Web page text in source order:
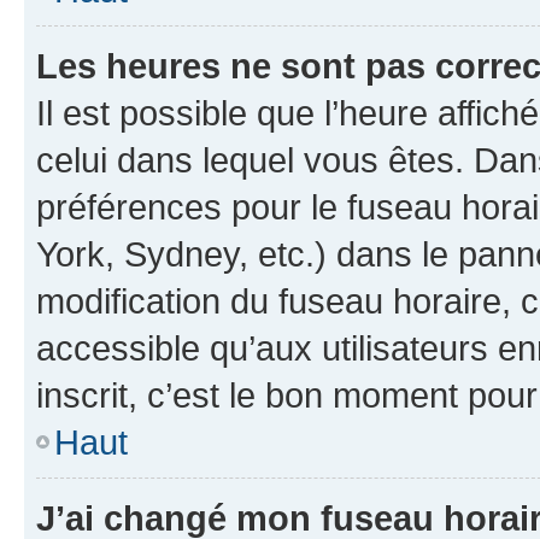
Les heures ne sont pas
Il est possible que l’heure
celui dans lequel vous êtes.
préférences pour le fuseau
York, Sydney, etc.) dans le
modification du fuseau horaire,
accessible qu’aux utilisateurs
inscrit, c’est le bon moment
Haut
J’ai changé mon fuseau